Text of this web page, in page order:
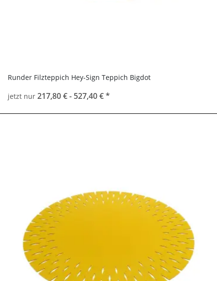
Runder Filzteppich Hey-Sign Teppich Bigdot
jetzt nur 217,80 € - 527,40 €*